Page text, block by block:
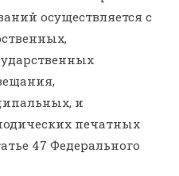
осуществляется с
и
печатных
47 Федерального